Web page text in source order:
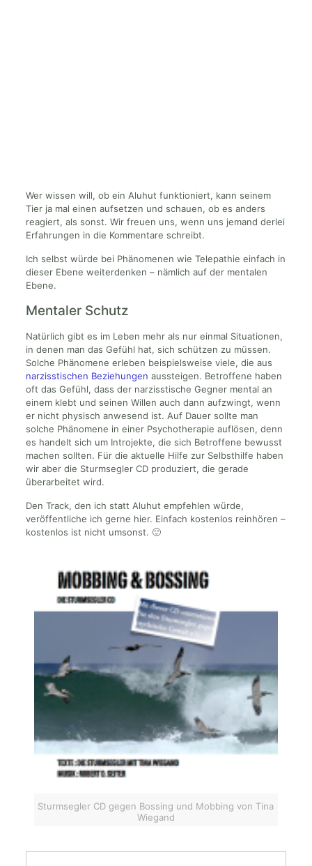
Wer wissen will, ob ein Aluhut funktioniert, kann seinem
Tier ja mal einen aufsetzen und schauen, ob es anders
reagiert, als sonst. Wir freuen uns, wenn uns jemand derlei
Erfahrungen in die Kommentare schreibt.
Ich selbst würde bei Phänomenen wie Telepathie einfach in
dieser Ebene weiterdenken – nämlich auf der mentalen
Ebene.
Mentaler Schutz
Natürlich gibt es im Leben mehr als nur einmal Situationen,
in denen man das Gefühl hat, sich schützen zu müssen.
Solche Phänomene erleben beispielsweise viele, die aus
narzisstischen Beziehungen aussteigen. Betroffene haben
oft das Gefühl, dass der narzisstische Gegner mental an
einem klebt und seinen Willen auch dann aufzwingt, wenn
er nicht physisch anwesend ist. Auf Dauer sollte man
solche Phänomene in einer Psychotherapie auflösen, denn
es handelt sich um Introjekte, die sich Betroffene bewusst
machen sollten. Für die aktuelle Hilfe zur Selbsthilfe haben
wir aber die Sturmsegler CD produziert, die gerade
überarbeitet wird.
Den Track, den ich statt Aluhut empfehlen würde,
veröffentliche ich gerne hier. Einfach kostenlos reinhören –
kostenlos ist nicht umsonst. 🙂
Sturmsegler CD gegen Bossing und Mobbing von Tina
Wiegand